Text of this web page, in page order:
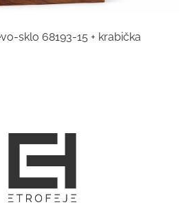
sklo 68193-15 + krabička